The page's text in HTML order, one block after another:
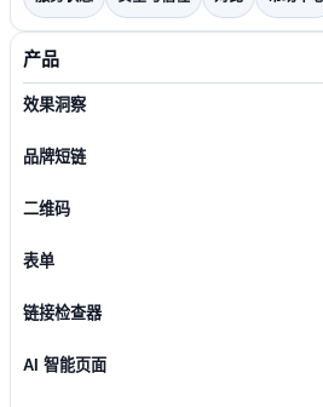
产品
效果洞察
品牌短链
二维码
表单
链接检查器
AI 智能页面